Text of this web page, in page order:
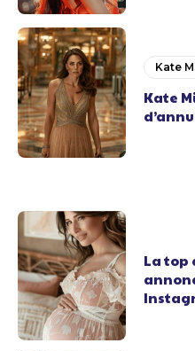
Kate
Kate
La top